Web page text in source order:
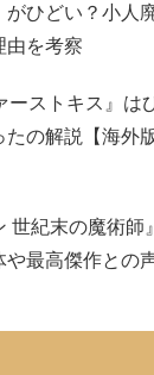
ひどい？小人
由を考察
ーストキス』は
たの解説【海外
世紀末の魔術師
や最高傑作との